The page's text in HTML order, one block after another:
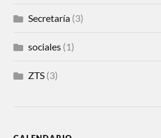
Secretaría (3)
sociales (1)
ZTS (3)